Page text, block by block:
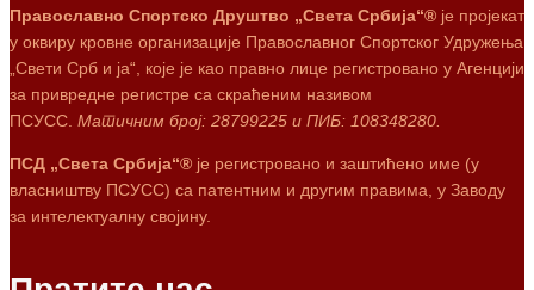
Православно Спортско Друштво „Света Србија“® је пројекат
у оквиру кровне организације Православног Спортског Удружења
„Свети Срб и ја“, које је као правно лице регистровано у Агенцији
за привредне регистре са скраћеним називом
ПСУСС. Матичним број: 28799225 и ПИБ: 108348280.
ПСД „Света Србија“® је регистровано и заштићено име (у
власништву ПСУСС) са патентним и другим правима, у Заводу
за интелектуалну својину.